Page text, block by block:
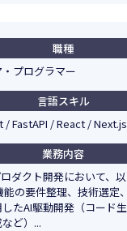
職種
プログラマー
言語スキル
FastAPI / React /
業務内容
ダクト開発において、
能の要件整理、技術選定
たAI駆動開発（コード
ど）...